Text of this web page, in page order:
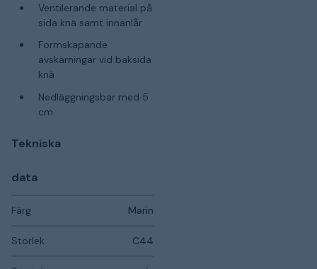
Ventilerande material på
sida knä samt innanlår
Formskapande
avskärningar vid baksida
knä
Nedläggningsbar med 5
cm
Tekniska
data
Färg Marin
Storlek C44